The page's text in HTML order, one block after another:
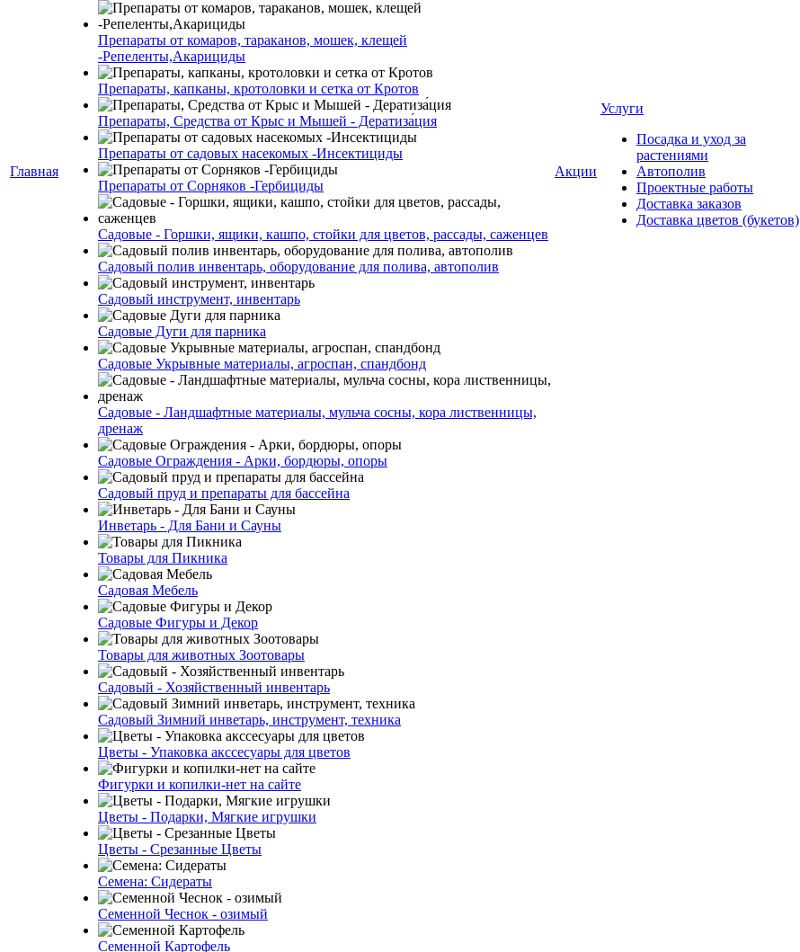
Главная
Препараты от комаров, тараканов, мошек, клещей
-Репеленты,Акарициды
Препараты, капканы, кротоловки и сетка от Кротов
Препараты, Средства от Крыс и Мышей - Дератиза́ция
Препараты от садовых насекомых -Инсектициды
Препараты от Сорняков -Гербициды
Садовые - Горшки, ящики, кашпо, стойки для цветов, рассады, саженцев
Садовый полив инвентарь, оборудование для полива, автополив
Садовый инструмент, инвентарь
Садовые Дуги для парника
Садовые Укрывные материалы, агроспан, спандбонд
Садовые - Ландшафтные материалы, мульча сосны, кора лиственницы,
дренаж
Садовые Ограждения - Арки, бордюры, опоры
Садовый пруд и препараты для бассейна
Инветарь - Для Бани и Сауны
Товары для Пикника
Садовая Мебель
Садовые Фигуры и Декор
Товары для животных Зоотовары
Садовый - Хозяйственный инвентарь
Садовый Зимний инветарь, инструмент, техника
Цветы - Упаковка акссесуары для цветов
Фигурки и копилки-нет на сайте
Цветы - Подарки, Мягкие игрушки
Цветы - Срезанные Цветы
Семена: Сидераты
Семенной Чеснок - озимый
Семенной Картофель
Акции
Услуги
Посадка и уход за
растениями
Автополив
Проектные работы
Доставка заказов
Доставка цветов (букетов)